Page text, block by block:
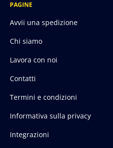
PAGINE
Avvii una spedizione
Chi siamo
Lavora con noi
Contatti
Termini e condizioni
Informativa sulla privacy
Integrazioni